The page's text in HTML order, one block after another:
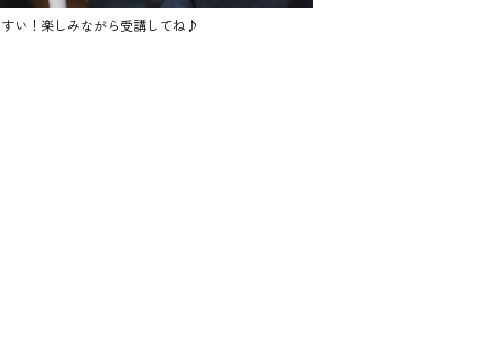
い！楽しみながら受講してね♪